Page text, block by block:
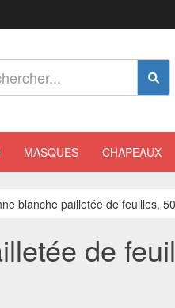
MASQUES CHAPEAUX
blanche pailletée de feuilles,
de